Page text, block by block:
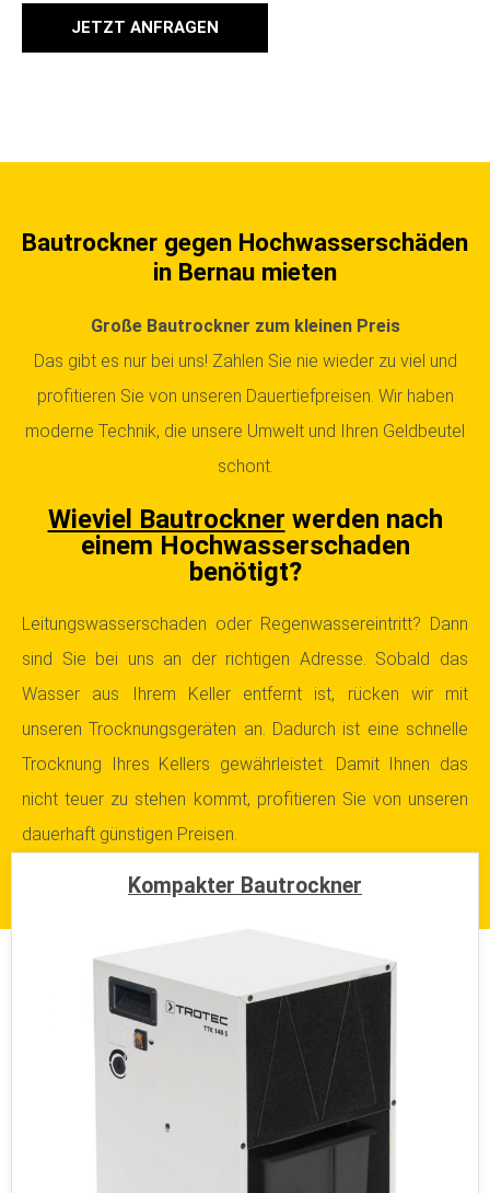
JETZT ANFRAGEN
Bautrockner gegen Hochwasserschäden
in Bernau mieten
Große Bautrockner zum kleinen Preis
Das gibt es nur bei uns! Zahlen Sie nie wieder zu viel und
profitieren Sie von unseren Dauertiefpreisen. Wir haben
moderne Technik, die unsere Umwelt und Ihren Geldbeutel
schont.
Wieviel Bautrockner werden nach
einem Hochwasserschaden
benötigt?
Leitungswasserschaden oder Regenwassereintritt? Dann
sind Sie bei uns an der richtigen Adresse. Sobald das
Wasser aus Ihrem Keller entfernt ist, rücken wir mit
unseren Trocknungsgeräten an. Dadurch ist eine schnelle
Trocknung Ihres Kellers gewährleistet. Damit Ihnen das
nicht teuer zu stehen kommt, profitieren Sie von unseren
dauerhaft günstigen Preisen.
Kompakter Bautrockner